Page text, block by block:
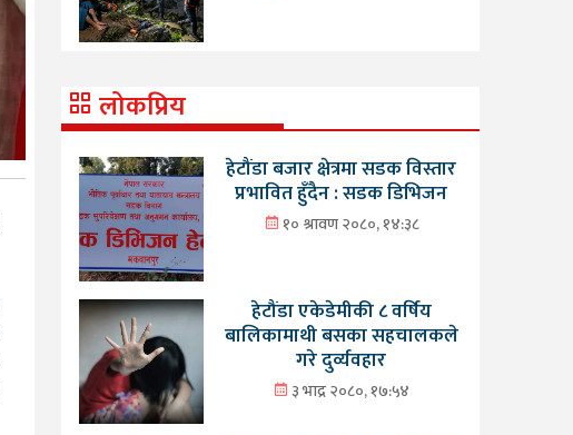
लोकप्रिय
हेटौंडा बजार क्षेत्रमा सडक विस्तार
प्रभावित हुँदैन : सडक डिभिजन
१० श्रावण २०८०, १४:३८
हेटौंडा एकेडेमीकी ८ वर्षिय
बालिकामाथी बसका सहचालकले
गरे दुर्व्यवहार
३ भाद्र २०८०, १७:५४